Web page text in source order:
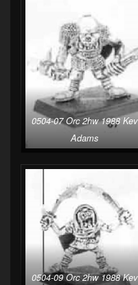
0504-07 Orc 2hw 1988 Kev
Adams
0504-09 Orc 2hw 1988 Kev